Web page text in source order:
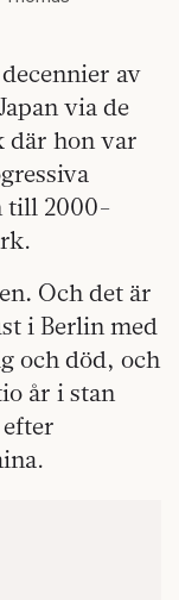
av
via de
där hon var
till 2000-
. Och det är
i Berlin med
och död, och
år i stan